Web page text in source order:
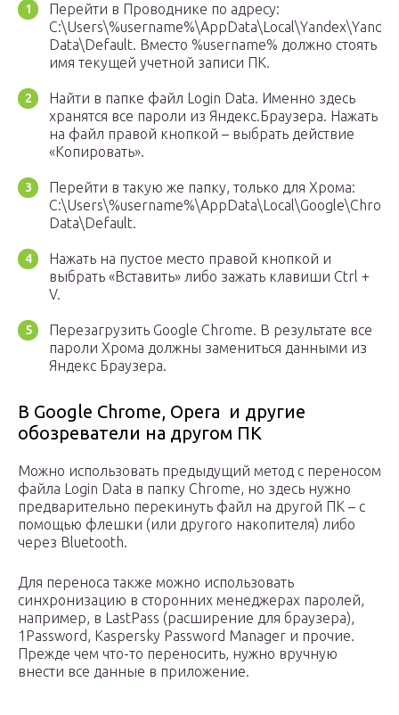
Перейти в Проводнике по адресу:
Data\Default. Вместо %username% должно стоять
имя текущей учетной записи ПК.
Найти в папке файл Login Data. Именно здесь
хранятся все пароли из Яндекс.Браузера. Нажать
на файл правой кнопкой – выбрать действие
«Копировать».
Перейти в такую же папку, только для Хрома:
Data\Default.
Нажать на пустое место правой кнопкой и
выбрать «Вставить» либо зажать клавиши Ctrl +
V.
Перезагрузить Google Chrome. В результате все
пароли Хрома должны замениться данными из
Яндекс Браузера.
В Google Chrome, Opera и другие
обозреватели на другом ПК
Можно использовать предыдущий метод с переносом
файла Login Data в папку Chrome, но здесь нужно
предварительно перекинуть файл на другой ПК – с
помощью флешки (или другого накопителя) либо
через Bluetooth.
Для переноса также можно использовать
синхронизацию в сторонних менеджерах паролей,
например, в LastPass (расширение для браузера),
1Password, Kaspersky Password Manager и прочие.
Прежде чем что-то переносить, нужно вручную
внести все данные в приложение.